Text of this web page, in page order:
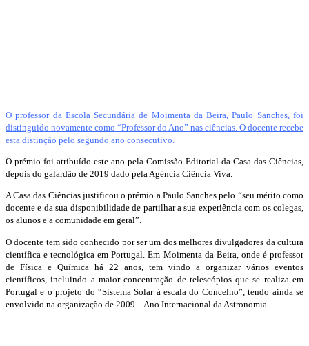
O professor da Escola Secundária de Moimenta da Beira, Paulo Sanches, foi
distinguido novamente como “Professor do Ano” nas ciências. O docente recebe
esta distinção pelo segundo ano consecutivo.
O prémio foi atribuído este ano pela Comissão Editorial da Casa das Ciências,
depois do galardão de 2019 dado pela Agência Ciência Viva.
A Casa das Ciências justificou o prémio a Paulo Sanches pelo “seu mérito como
docente e da sua disponibilidade de partilhar a sua experiência com os colegas,
os alunos e a comunidade em geral”.
O docente tem sido conhecido por ser um dos melhores divulgadores da cultura
científica e tecnológica em Portugal. Em Moimenta da Beira, onde é professor
de Física e Química há 22 anos, tem vindo a organizar vários eventos
científicos, incluindo a maior concentração de telescópios que se realiza em
Portugal e o projeto do “Sistema Solar à escala do Concelho”, tendo ainda se
envolvido na organização de 2009 – Ano Internacional da Astronomia.